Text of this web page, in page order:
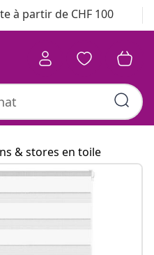
à partir de CHF 100
& stores en toile